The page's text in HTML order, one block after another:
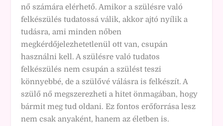
nő számára elérhető. Amikor a szülésre való
felkészülés tudatossá válik, akkor ajtó nyílik a
tudásra, ami minden nőben
megkérdőjelezhetetlenül ott van, csupán
használni kell. A szülésre való tudatos
felkészülés nem csupán a szülést teszi
könnyebbé, de a szülővé válásra is felkészít. A
szülő nő megszerezheti a hitet önmagában, hogy
bármit meg tud oldani. Ez fontos erőforrása lesz
nem csak anyaként, hanem az életben is.